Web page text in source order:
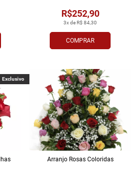
COMPRAR
3x de R$ 84,30
R$252,90
Exclusivo
Arranjo Rosas Coloridas